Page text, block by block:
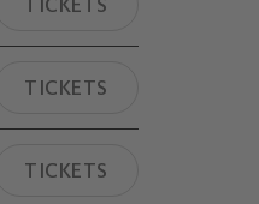
TICKETS
TICKETS
TICKETS